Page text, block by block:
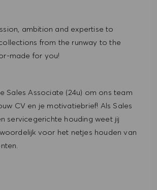
ambition and expertise to
from the runway to the
made for you!
Sales Associate (24u) om ons team
CV en je motivatiebrief! Als Sales
servicegerichte houding weet jij
voor het netjes houden van